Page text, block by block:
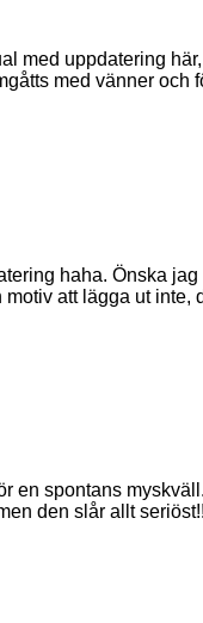
med uppdatering
med vänner och
haha. Önska
motiv att lägga ut
en spontans
den slår allt